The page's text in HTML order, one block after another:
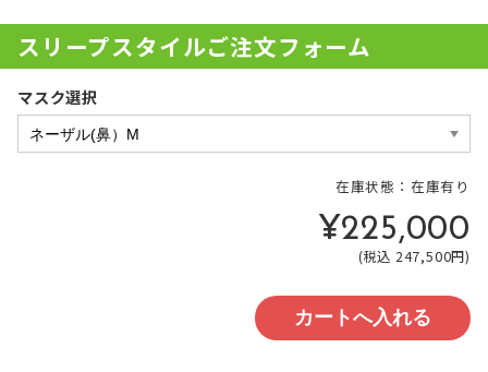
スリープスタイルご注文フォーム
マスク選択
在庫状態：在庫有り
¥225,000
(税込 247,500円)